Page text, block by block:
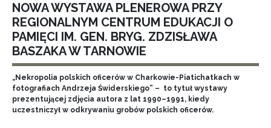
NOWA WYSTAWA PLENEROWA PRZY
REGIONALNYM CENTRUM EDUKACJI O
PAMIĘCI IM. GEN. BRYG. ZDZISŁAWA
BASZAKA W TARNOWIE
„Nekropolia polskich oficerów w Charkowie-Piatichatkach w
fotografiach Andrzeja Świderskiego” – to tytuł wystawy
prezentującej zdjęcia autora z lat 1990–1991, kiedy
uczestniczył w odkrywaniu grobów polskich oficerów.